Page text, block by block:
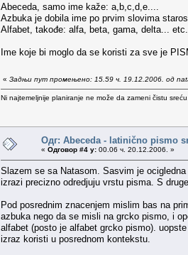
Abeceda, samo ime kaže: a,b,c,d,e....
Azbuka je dobila ime po prvim slovima
Alfabet, takođe: alfa, beta, gama, delta... etc.
Ime koje bi moglo da se koristi za sve je
« Задњи пут промењено: 15.59 ч. 19.12.2006. од
Ni najtemeljnije planiranje ne može da zameni čistu
Одг: Abeceda - latinično pismo
« Одговор #4 у: 00.06 ч. 20.12.2006. »
Slazem se sa Natasom. Sasvim je
izrazi precizno odredjuju vrstu pisma. S
Pod posrednim znacenjem mislim bas na
azbuka nego da se misli na grcko pismo, i
alfabet (posto je alfabet grcko pismo).
izraz koristi u posrednom kontekstu.